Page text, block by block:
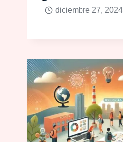
diciembre 27, 2024